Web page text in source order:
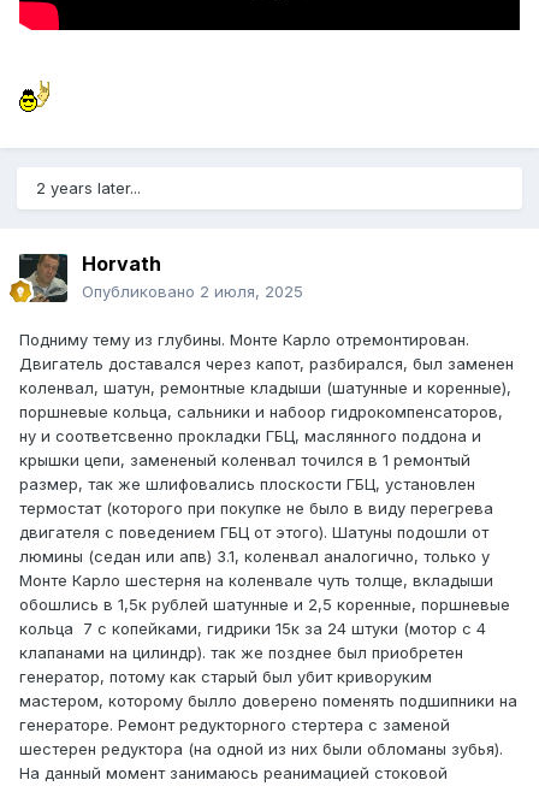
2 years later...
Horvath
Опубликовано 2 июля, 2025
Подниму тему из глубины. Монте Карло отремонтирован.
Двигатель доставался через капот, разбирался, был заменен
коленвал, шатун, ремонтные кладыши (шатунные и коренные),
поршневые кольца, сальники и набоор гидрокомпенсаторов,
ну и соответсвенно прокладки ГБЦ, маслянного поддона и
крышки цепи, замененый коленвал точился в 1 ремонтый
размер, так же шлифовались плоскости ГБЦ, установлен
термостат (которого при покупке не было в виду перегрева
двигателя с поведением ГБЦ от этого). Шатуны подошли от
люмины (седан или апв) 3.1, коленвал аналогично, только у
Монте Карло шестерня на коленвале чуть толще, вкладыши
обошлись в 1,5к рублей шатунные и 2,5 коренные, поршневые
кольца 7 с копейками, гидрики 15к за 24 штуки (мотор с 4
клапанами на цилиндр). так же позднее был приобретен
генератор, потому как старый был убит криворуким
мастером, которому былло доверено поменять подшипники на
генераторе. Ремонт редукторного стертера с заменой
шестерен редуктора (на одной из них были обломаны зубья).
На данный момент занимаюсь реанимацией стоковой